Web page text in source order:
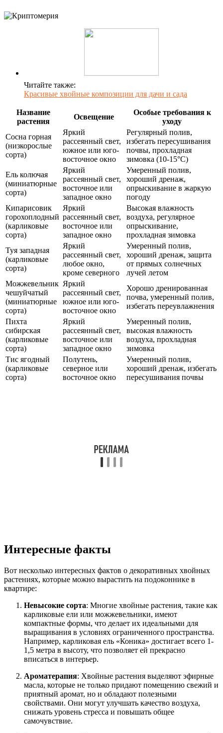
Читайте также:
Красивые хвойные композиции для дачи и сада
Название
растения
Освещение
Особые требования к
уходу
Сосна горная
(низкорослые
сорта)
Яркий
рассеянный свет,
южное или юго-
восточное окно
Регулярный полив,
избегать пересушивания
почвы, прохладная
зимовка (10-15°C)
Ель колючая
(миниатюрные
сорта)
Яркий
рассеянный свет,
восточное или
западное окно
Умеренный полив,
хороший дренаж,
опрыскивание в жаркую
погоду
Кипарисовик
горохоплодный
(карликовые
сорта)
Яркий
рассеянный свет,
восточное или
западное окно
Высокая влажность
воздуха, регулярное
опрыскивание,
прохладная зимовка
Туя западная
(карликовые
сорта)
Яркий
рассеянный свет,
любое окно,
кроме северного
Умеренный полив,
хороший дренаж, защита
от прямых солнечных
лучей летом
Можжевельник
чешуйчатый
(миниатюрные
сорта)
Яркий
рассеянный свет,
южное или юго-
восточное окно
Хорошо дренированная
почва, умеренный полив,
избегать переувлажнения
Пихта
сибирская
(карликовые
сорта)
Яркий
рассеянный свет,
восточное или
западное окно
Умеренный полив,
высокая влажность
воздуха, прохладная
зимовка
Тис ягодный
(карликовые
сорта)
Полутень,
северное или
восточное окно
Умеренный полив,
хороший дренаж, избегать
пересушивания почвы
Интересные факты
Вот несколько интересных фактов о декоративных хвойных
растениях, которые можно вырастить на подоконнике в
квартире:
Невысокие сорта: Многие хвойные растения, такие как
карликовые ели или можжевельники, имеют
компактные формы, что делает их идеальными для
выращивания в условиях ограниченного пространства.
Например, карликовая ель «Коника» достигает всего 1-
1,5 метра в высоту, что позволяет ей прекрасно
вписаться в интерьер.
Ароматерапия: Хвойные растения выделяют эфирные
масла, которые не только придают помещению свежий и
приятный аромат, но и обладают полезными
свойствами. Они могут улучшать качество воздуха,
снижать уровень стресса и повышать общее
самочувствие.